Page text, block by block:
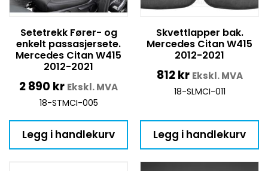
Setetrekk Fører- og
enkelt passasjersete.
Mercedes Citan W415
2012-2021
2 890 kr Ekskl. MVA
18-STMCI-005
Legg i handlekurv
Skvettlapper bak.
Mercedes Citan W415
2012-2021
812kr Ekskl. MVA
18-SLMCI-011
Legg i handlekurv